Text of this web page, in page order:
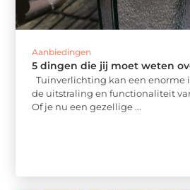
Aanbiedingen
5 dingen die jij moet weten
Tuinverlichting kan een enorme
de uitstraling en functionaliteit
Of je nu een gezellige ...